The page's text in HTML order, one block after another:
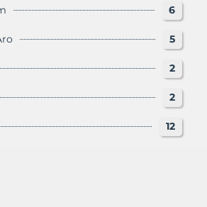
6
5
2
2
12